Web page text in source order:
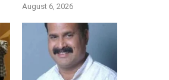
August 6, 2026